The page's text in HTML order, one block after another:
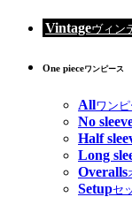
Vintageヴィン
One pieceワンピース
Allワン
No
Half
Long
Overalls
Setupセ